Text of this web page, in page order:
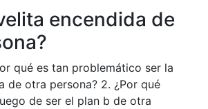
encendida de
qué es tan problemático ser la
de otra persona? 2. ¿Por qué
de ser el plan b de otra